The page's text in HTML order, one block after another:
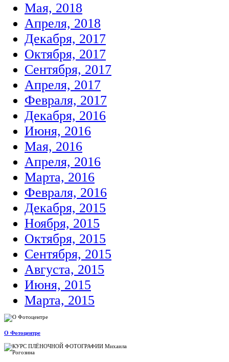
Мая, 2018
Апреля, 2018
Декабря, 2017
Октября, 2017
Сентября, 2017
Апреля, 2017
Февраля, 2017
Декабря, 2016
Июня, 2016
Мая, 2016
Апреля, 2016
Марта, 2016
Февраля, 2016
Декабря, 2015
Ноября, 2015
Октября, 2015
Сентября, 2015
Августа, 2015
Июня, 2015
Марта, 2015
О Фотоцентре